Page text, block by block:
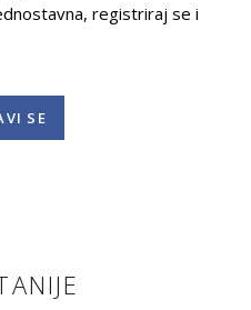
registriraj se i
SE